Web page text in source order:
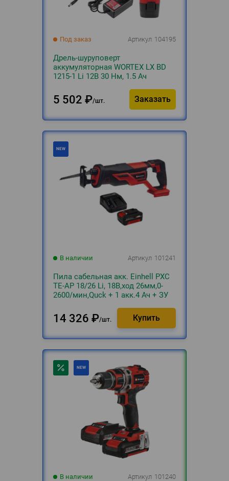
Под заказ Артикул 104195
Дрель-шуруповерт
аккумуляторная WORTEX LX BD
1215-1 Li 12В 30 Нм, 1.5 Ач
5 502 ₽ шт. Заказать
В наличии Артикул 101241
Пила сабельная акк. Einhell PXC
TE-AP 18/26 Li, 18В,ход 26мм,0-
2600/мин,Quck + 1 акк.4 Ач + ЗУ
14 326 ₽ шт.
В наличии Артикул 101240